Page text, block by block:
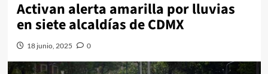
Activan alerta amarilla por lluvias
en siete alcaldías de CDMX
18 junio, 2025 0